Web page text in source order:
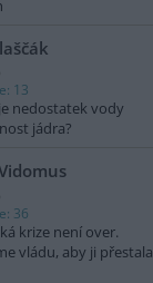
13
nedostatek vody
jádra?
36
krize není over.
vládu, aby ji přestala